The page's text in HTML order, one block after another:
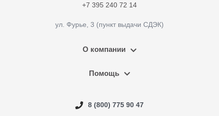
+7 395 240 72 14
ул. Фурье, 3 (пункт выдачи СДЭК)
О компании
Помощь
8 (800) 775 90 47